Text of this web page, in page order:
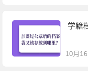
学籍
10月16